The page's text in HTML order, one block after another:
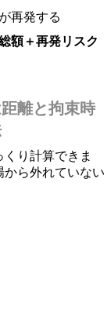
再発する
額＋再発リスク
離と拘束時
り計算できま
ら外れていない